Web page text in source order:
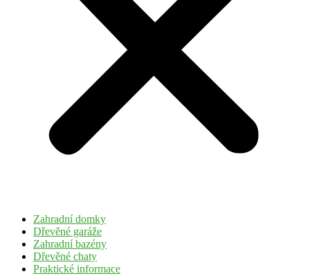
Zahradní domky
Dřevěné garáže
Zahradní bazény
Dřevěné chaty
Praktické informace